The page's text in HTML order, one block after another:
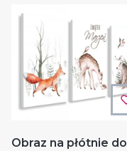
Obraz na płótnie do